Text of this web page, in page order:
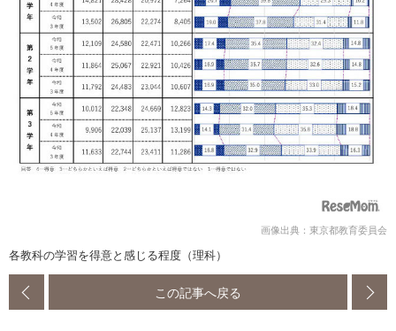
画像出典：東京都教育委員会
各教科の学習を得意と感じる程度（理科）
この記事へ戻る